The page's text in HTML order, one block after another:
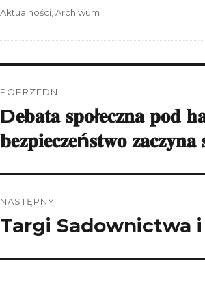
publikacji
Kategorie
Aktualności,Archiwum
wpisu
POPRZEDNI
Poprzedni
wpis:
D𝐞𝐛𝐚𝐭𝐚 𝐬𝐩𝐨ł𝐞𝐜𝐳𝐧𝐚 𝐩𝐨𝐝
𝐛𝐞𝐳𝐩𝐢𝐞𝐜𝐳𝐞ń𝐬𝐭𝐰𝐨 𝐳𝐚𝐜𝐳𝐲𝐧𝐚
NASTĘPNY
Następny
Targi Sadownictwa